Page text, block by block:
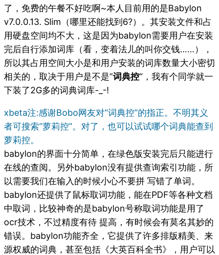
了，免费的午餐不好吃啊~本人目前用的是Babylon
v7.0.0.13. Slim（哪里还能找到6?）。其安装文件和占
用硬盘空间均不大，这是因为babylon需要用户在安装
完后自行添加词库（看，变着法儿的叫你交钱……），
所以其占用空间大小是和用户安装的词库数量大小密切
相关的，取决于用户是不是”词典控“，我有个同学就一
下装了2G多的词典词库-_-!
xbeta注:感谢Bobo网友对“词典控”的指正。不明其义
者可搜索“萝莉控”。对了，也可以试试哪个词典能查到
萝莉控。
babylon的界面十分简单，在绿色版安装完后只能进行
在线的查阅。另外babylon没有提供查询索引功能，所
以需要我们在输入的时候小心不要拼 写错了单词。
babylon还提供了鼠标取词功能，能在PDF等各种文档
中取词，比较神奇的是babylon号称取词功能是用了
ocr技术，不过精度有待 提高，有时候会有莫名其妙的
错误。babylon功能齐全，它提供了许多排版精美、来
源权威的词典，甚至包括《大英百科全书》，用户可以